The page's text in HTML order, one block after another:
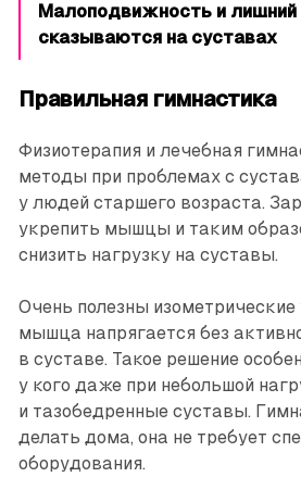
Малоподвижность и лишний
сказываются на суставах
Правильная гимнастика
Физиотерапия и лечебная
методы при проблемах с
у людей старшего возраста.
укрепить мышцы и таким
снизить нагрузку на суставы.
Очень полезны
мышца напрягается без
в суставе. Такое решение
у кого даже при небольшой
и тазобедренные суставы.
делать дома, она не требует
оборудования.